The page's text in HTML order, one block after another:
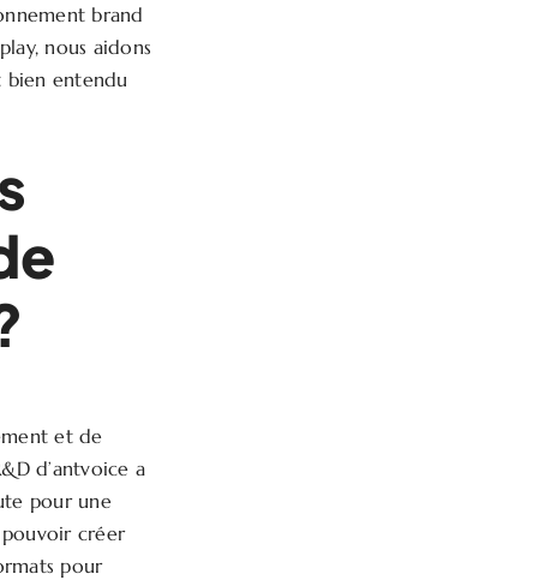
brand
nous aidons
bien entendu
et de
d’antvoice a
pour une
créer
pour